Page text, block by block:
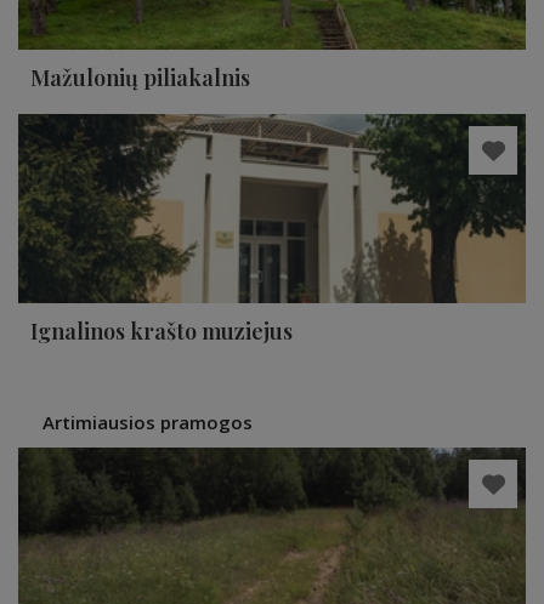
Mažulonių piliakalnis
Ignalinos krašto muziejus
Artimiausios pramogos